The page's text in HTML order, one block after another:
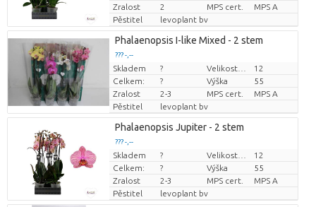
Zralost 2 MPS cert.
MPS A
Pěstitel
levoplant bv
Phalaenopsis I-like Mixed - 2 stem
??? -,--
Cena za kus
Skladem ?
12
Celkem:
? Výška
55
Zralost
2-3 MPS cert.
MPS A
Pěstitel
levoplant bv
Phalaenopsis Jupiter - 2 stem
??? -,--
Cena za kus
Skladem ?
12
Celkem:
? Výška
55
Zralost
2-3 MPS cert.
MPS A
Pěstitel
levoplant bv